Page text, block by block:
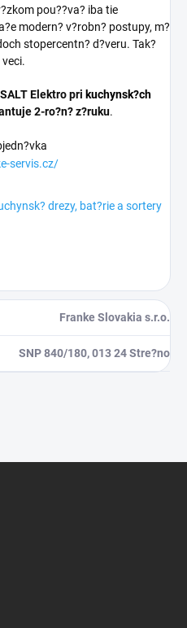
pou??va? iba tie
modern? v?robn? postupy, m?
stopercentn? d?veru. Tak?
Elektro pri kuchynsk?ch
2-ro?n? z?ruku.
servis.cz/
drezy, bat?rie a sortery
Franke Slovakia s.r.o.
SNP 840/180, 013 24 Stre?no